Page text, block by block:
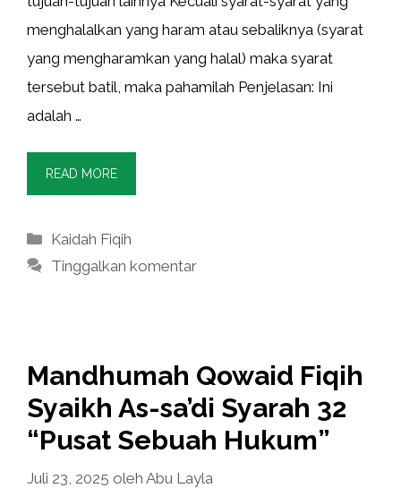
menghalalkan yang haram atau sebaliknya (syarat
yang mengharamkan yang halal) maka syarat
tersebut batil, maka pahamilah Penjelasan: Ini
adalah …
READ MORE
Kategori
Kaidah Fiqih
Tinggalkan komentar
Mandhumah Qowaid Fiqih
Syaikh As-sa’di Syarah 32
“Pusat Sebuah Hukum”
Juli 23, 2025 oleh Abu Layla